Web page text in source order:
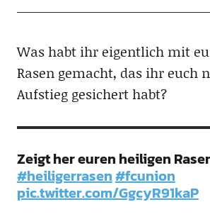
Was habt ihr eigentlich mit
Rasen gemacht, das ihr euch
Aufstieg gesichert habt?
Zeigt her euren heiligen
#heiligerrasen#fcunion
pic.twitter.com/GgcyR91kaP